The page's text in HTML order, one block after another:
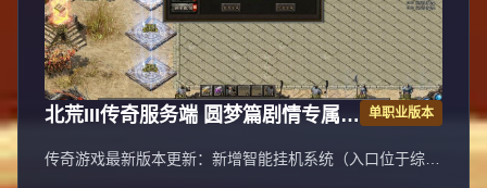
（BOSS材料、特殊装备、灭世者得群攻技能/元素属性），
转生系统（一二三转，三转进二大陆强制），专属神器（沃
玛/祖玛兑换，元宝激活）。二大陆土城：幻境每2小时开放
20分钟（幻3-4刷金最快，幻10打boss点最快），特戒（麻
痹/复活/隐身/技能等6个搭配），生肖（12种特效，幻境使
者掉落，合成地级），战马BUFF（精英/首领掉落，洗练品
陆统治者称号（BOSS点+1），蜈蚣洞死亡棺材刷钱快，幸
北荒III传奇服务端 圆梦篇剧情专属神
器单职业版翎风引擎
单职业版本
传奇游戏最新版本更新：新增智能挂机系统（入口位于综合